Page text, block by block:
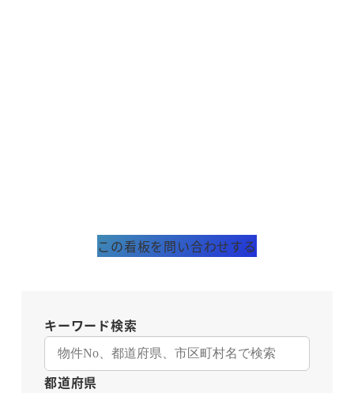
この看板を問い合わせする
キーワード検索
都道府県